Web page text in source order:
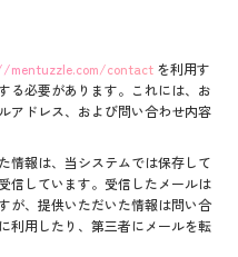
mentuzzle.com/contact を利用す
る必要があります。これには、お
アドレス、および問い合わせ内容
情報は、当システムでは保存して
信しています。受信したメールは
が、提供いただいた情報は問い合
利用したり、第三者にメールを転